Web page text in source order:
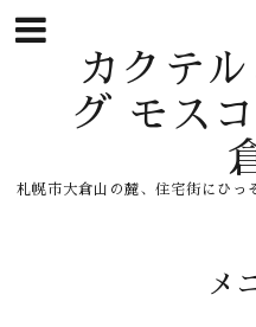
カクテ
グ モス
札幌市大倉山の麓、住宅街にひっ
メ